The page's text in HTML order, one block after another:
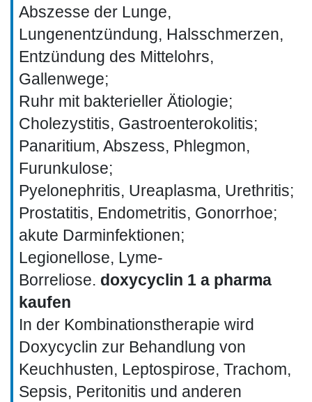
Abszesse der Lunge,
Lungenentzündung, Halsschmerzen,
Entzündung des Mittelohrs,
Gallenwege;
Ruhr mit bakterieller Ätiologie;
Cholezystitis, Gastroenterokolitis;
Panaritium, Abszess, Phlegmon,
Furunkulose;
Pyelonephritis, Ureaplasma, Urethritis;
Prostatitis, Endometritis, Gonorrhoe;
akute Darminfektionen;
Legionellose, Lyme-
Borreliose. doxycyclin 1 a pharma
kaufen
In der Kombinationstherapie wird
Doxycyclin zur Behandlung von
Keuchhusten, Leptospirose, Trachom,
Sepsis, Peritonitis und anderen